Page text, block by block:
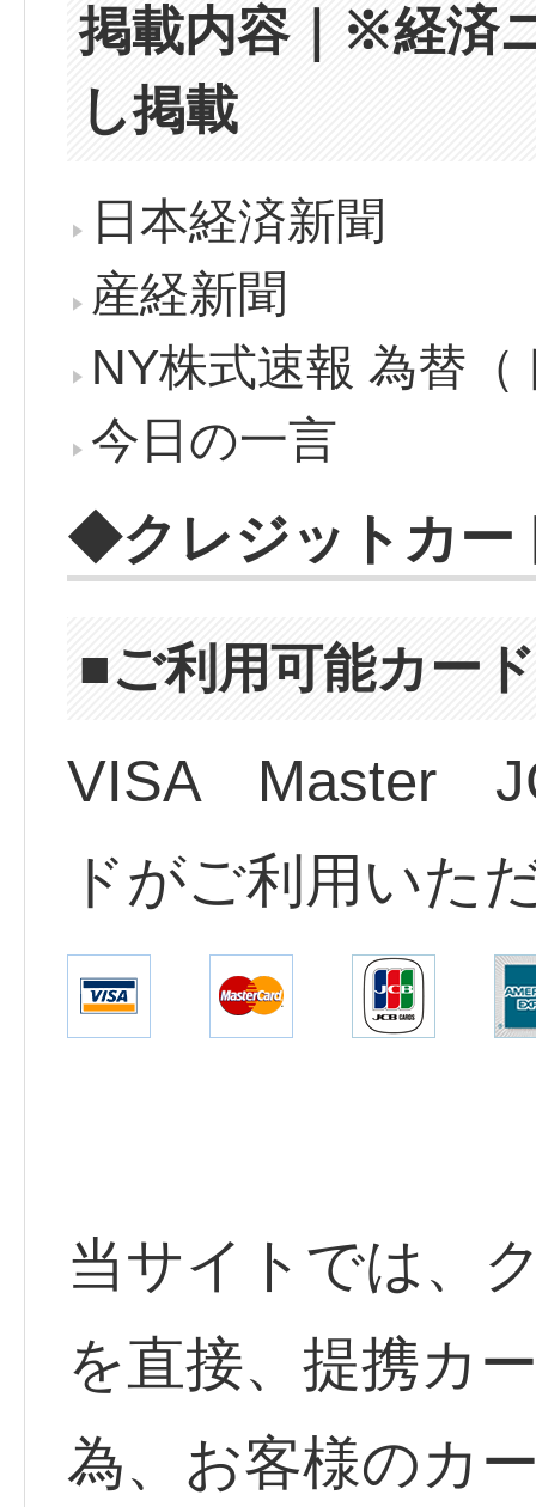
掲載内容｜※経済
し掲載
日本経済新聞
産経新聞
NY株式速報 為替
今日の一言
◆クレジットカー
■ご利用可能カー
VISA Master
ドがご利用いた
当サイトでは、
を直接、提携カ
為、お客様のカ